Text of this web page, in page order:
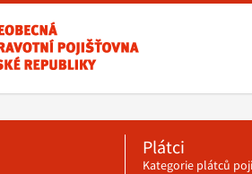
Plátci
Kategorie plátců